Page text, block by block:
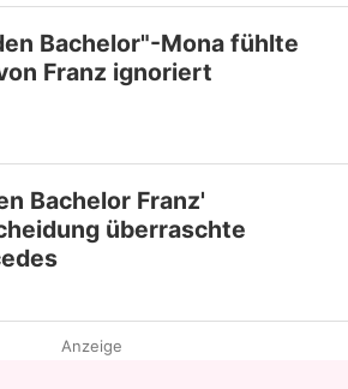
Bachelor"-Mona fühlte
Franz ignoriert
Bachelor Franz'
überraschte
Anzeige